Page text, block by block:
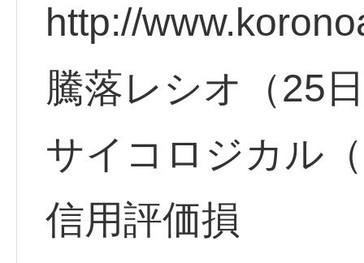
http://
騰落レシオ（25
サイコロジカル
信用評価損